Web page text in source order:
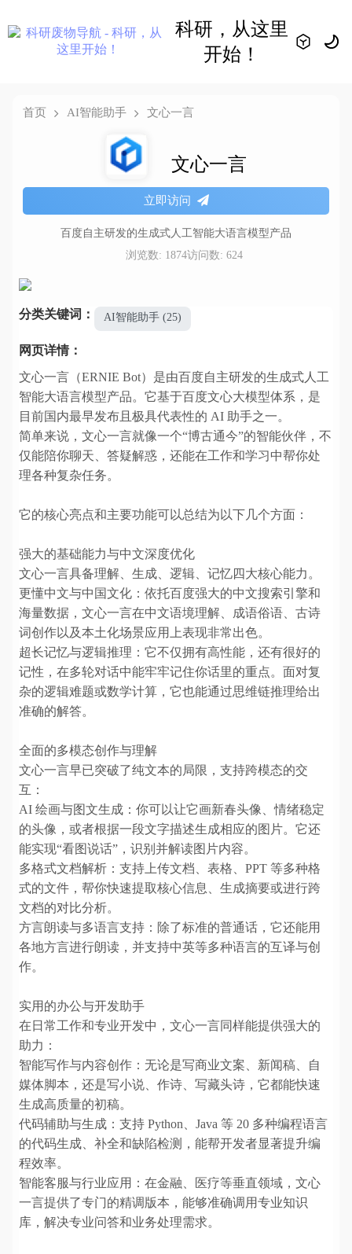
科研，从这里
开始！
首页 AI智能助手 文心一言
文心一言
立即访问
百度自主研发的生成式人工智能大语言模型产品
浏览数: 1874访问数: 624
分类关键词： AI智能助手 (25)
网页详情：
文心一言（ERNIE Bot）是由百度自主研发的生成式人工
智能大语言模型产品。它基于百度文心大模型体系，是
目前国内最早发布且极具代表性的 AI 助手之一。
简单来说，文心一言就像一个“博古通今”的智能伙伴，不
仅能陪你聊天、答疑解惑，还能在工作和学习中帮你处
理各种复杂任务。
它的核心亮点和主要功能可以总结为以下几个方面：
强大的基础能力与中文深度优化
文心一言具备理解、生成、逻辑、记忆四大核心能力。
更懂中文与中国文化：依托百度强大的中文搜索引擎和
海量数据，文心一言在中文语境理解、成语俗语、古诗
词创作以及本土化场景应用上表现非常出色。
超长记忆与逻辑推理：它不仅拥有高性能，还有很好的
记性，在多轮对话中能牢牢记住你话里的重点。面对复
杂的逻辑难题或数学计算，它也能通过思维链推理给出
准确的解答。
全面的多模态创作与理解
文心一言早已突破了纯文本的局限，支持跨模态的交
互：
AI 绘画与图文生成：你可以让它画新春头像、情绪稳定
的头像，或者根据一段文字描述生成相应的图片。它还
能实现“看图说话”，识别并解读图片内容。
多格式文档解析：支持上传文档、表格、PPT 等多种格
式的文件，帮你快速提取核心信息、生成摘要或进行跨
文档的对比分析。
方言朗读与多语言支持：除了标准的普通话，它还能用
各地方言进行朗读，并支持中英等多种语言的互译与创
作。
实用的办公与开发助手
在日常工作和专业开发中，文心一言同样能提供强大的
助力：
智能写作与内容创作：无论是写商业文案、新闻稿、自
媒体脚本，还是写小说、作诗、写藏头诗，它都能快速
生成高质量的初稿。
代码辅助与生成：支持 Python、Java 等 20 多种编程语言
的代码生成、补全和缺陷检测，能帮开发者显著提升编
程效率。
智能客服与行业应用：在金融、医疗等垂直领域，文心
一言提供了专门的精调版本，能够准确调用专业知识
库，解决专业问答和业务处理需求。